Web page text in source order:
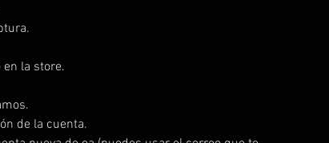
la store.
de la cuenta.